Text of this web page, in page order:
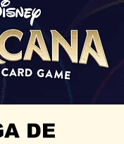
DE